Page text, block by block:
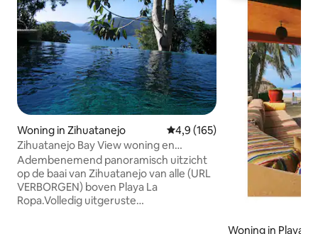
Woning in Zihuatanejo Gemiddelde beoordeling van
4,9 (165)
Zihuatanejo Bay View woning en
zwembad
Adembenemend panoramisch uitzicht
op de baai van Zihuatanejo van alle (URL
VERBORGEN) boven Playa La
Ropa.Volledig uitgeruste
Woning in Playa